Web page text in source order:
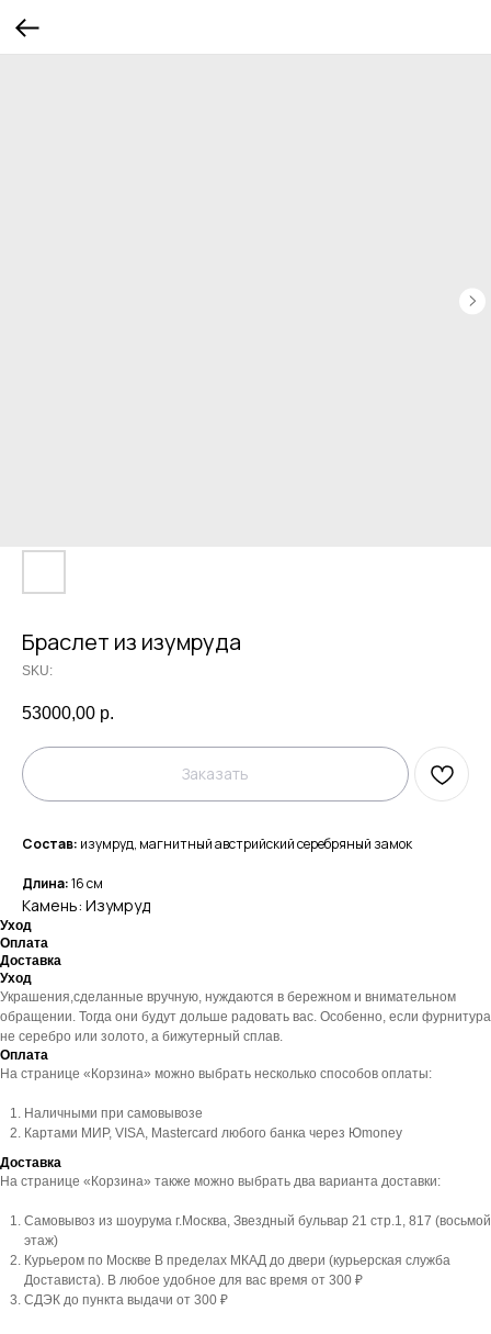
Браслет из изумруда
SKU:
53000,00 р.
Заказать
Состав: изумруд, магнитный австрийский серебряный замок
Длина:16 см
Камень: Изумруд
Уход
Оплата
Доставка
Уход
Украшения,сделанные вручную, нуждаются в бережном и внимательном
обращении. Тогда они будут дольше радовать вас. Особенно, если фурнитура
не серебро или золото, а бижутерный сплав.
Оплата
На странице «Корзина» можно выбрать несколько способов оплаты:
Наличными при самовывозе
Картами МИР, VISA, Mastercard любого банка через Юmoney
Доставка
На странице «Корзина» также можно выбрать два варианта доставки:
Самовывоз из шоурума г.Москва, Звездный бульвар 21 стр.1, 817 (восьмой
этаж)
Курьером по Москве В пределах МКАД до двери (курьерская служба
Достависта). В любое удобное для вас время от 300 ₽
СДЭК до пункта выдачи от 300 ₽